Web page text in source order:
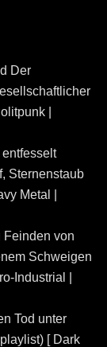
Der
|
entfesselt
Sternenstaub
Metal |
Feinden von
Schweigen
Industrial |
Tod unter
[ Dark